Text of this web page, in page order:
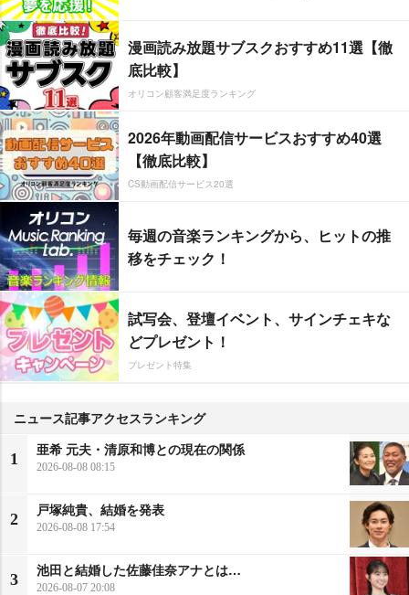
漫画読み放題サブスクおすすめ11選【徹
底比較】
オリコン顧客満足度ランキング
2026年動画配信サービスおすすめ40選
【徹底比較】
CS動画配信サービス20選
毎週の音楽ランキングから、ヒットの推
移をチェック！
試写会、登壇イベント、サインチェキな
どプレゼント！
プレゼント特集
ニュース記事アクセスランキング
1
亜希 元夫・清原和博との現在の関係
2026-08-08 08:15
2
戸塚純貴、結婚を発表
2026-08-08 17:54
3
池田と結婚した佐藤佳奈アナとは…
2026-08-07 20:08